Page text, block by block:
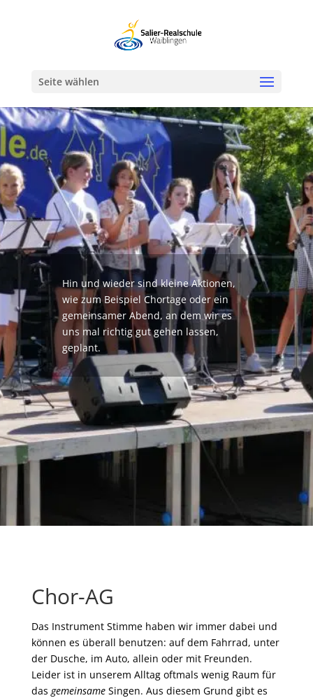
Seite wählen
Hin und wieder sind kleine Aktionen,
wie zum Beispiel Chortage oder ein
gemeinsamer Abend, an dem wir es
uns mal richtig gut gehen lassen,
geplant.
Chor-AG
Das Instrument Stimme haben wir immer dabei und
können es überall benutzen: auf dem Fahrrad, unter
der Dusche, im Auto, allein oder mit Freunden.
Leider ist in unserem Alltag oftmals wenig Raum für
das gemeinsameSingen. Aus diesem Grund gibt es